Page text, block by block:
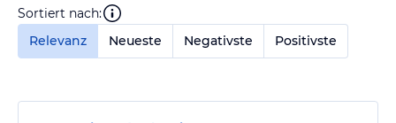
Sortiert nach:
Relevanz
Neueste Negativste Positivste